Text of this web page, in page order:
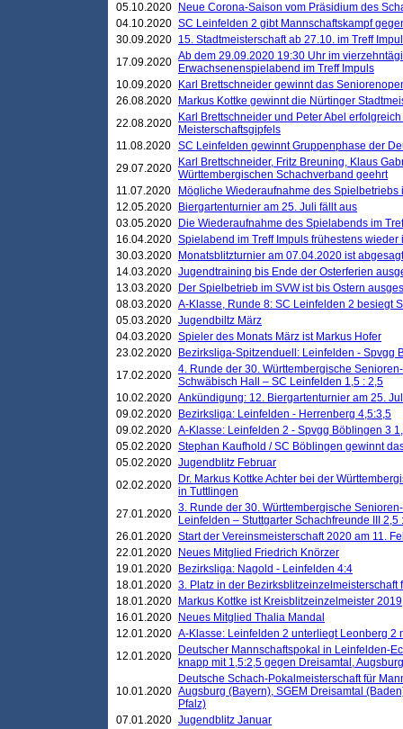
05.10.2020
Neue Corona-Saison vom Präsidium des
04.10.2020 SC Leinfelden 2 gibt Mannschaftskampf
30.09.2020 15. Stadtmeisterschaft ab 27.10. im Treff
17.09.2020 Ab dem 29.09.2020 19:30 Uhr im
Erwachsenenspielabend im Treff Impuls
10.09.2020
Karl Brettschneider gewinnt das
26.08.2020
Markus Kottke gewinnt die Nürtinger
22.08.2020
Karl Brettschneider und Peter Abel
Meisterschaftsgipfels
11.08.2020 SC Leinfelden gewinnt Gruppenphase der
29.07.2020
Karl Brettschneider, Fritz Breuning, Klaus
Württembergischen Schachverband geehrt
11.07.2020
Mögliche Wiederaufnahme des Spielbetriebs
12.05.2020
Biergartenturnier am 25. Juli fällt aus
03.05.2020
Die Wiederaufnahme des Spielabends im
16.04.2020 Spielabend im Treff Impuls frühestens wieder
30.03.2020
Monatsblitzturnier am 07.04.2020 ist abgesagt
14.03.2020 Jugendtraining bis Ende der Osterferien
13.03.2020
Der Spielbetrieb im SVW ist bis Ostern
08.03.2020 A-Klasse, Runde 8: SC Leinfelden 2 besiegt
05.03.2020 Jugendbiltz März
04.03.2020 Spieler des Monats März ist Markus Hofer
23.02.2020
Bezirksliga-Spitzenduell: Leinfelden - Spvgg
17.02.2020 4. Runde der 30. Württembergische
Schwäbisch Hall – SC Leinfelden 1,5 : 2,5
10.02.2020 Ankündigung: 12. Biergartenturnier am 25.
09.02.2020
Bezirksliga: Leinfelden - Herrenberg 4,5:3,5
09.02.2020 A-Klasse: Leinfelden 2 - Spvgg Böblingen 3
05.02.2020 Stephan Kaufhold / SC Böblingen gewinnt
05.02.2020 Jugendblitz Februar
02.02.2020
Dr. Markus Kottke Achter bei der
in Tuttlingen
27.01.2020 3. Runde der 30. Württembergische
Leinfelden – Stuttgarter Schachfreunde III 2,5
26.01.2020 Start der Vereinsmeisterschaft 2020 am 11.
22.01.2020
Neues Mitglied Friedrich Knörzer
19.01.2020
Bezirksliga: Nagold - Leinfelden 4:4
18.01.2020 3. Platz in der Bezirksblitzeinzelmeisterschaft
18.01.2020
Markus Kottke ist Kreisblitzeinzelmeister 2019
16.01.2020
Neues Mitglied Thalia Mandal
12.01.2020 A-Klasse: Leinfelden 2 unterliegt Leonberg 2
12.01.2020
Deutscher Mannschaftspokal in Leinfelden-
knapp mit 1,5:2,5 gegen Dreisamtal,
10.01.2020
Deutsche Schach-Pokalmeisterschaft für
Augsburg (Bayern), SGEM Dreisamtal
Pfalz)
07.01.2020 Jugendblitz Januar